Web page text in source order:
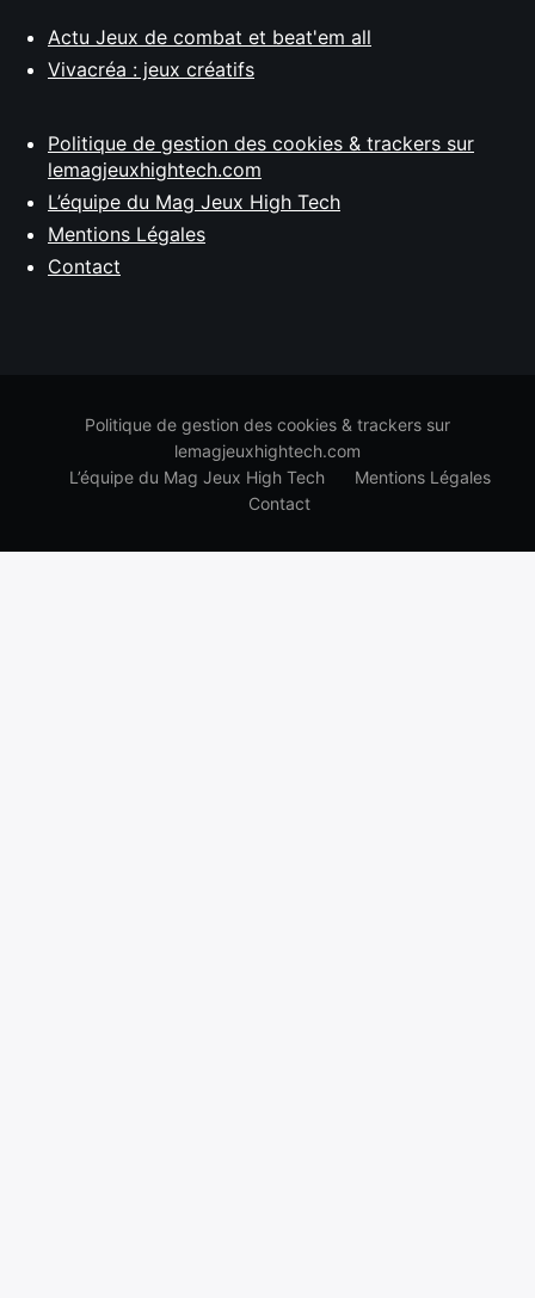
Actu Jeux de combat et beat'em all
Vivacréa : jeux créatifs
Politique de gestion des cookies & trackers sur
lemagjeuxhightech.com
L’équipe du Mag Jeux High Tech
Mentions Légales
Contact
Politique de gestion des cookies & trackers sur
lemagjeuxhightech.com
L’équipe du Mag Jeux High Tech
Mentions Légales
Contact